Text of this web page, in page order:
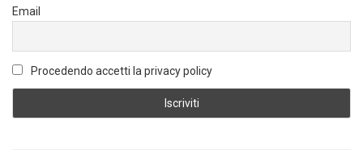
Email
Procedendo accetti la privacy policy